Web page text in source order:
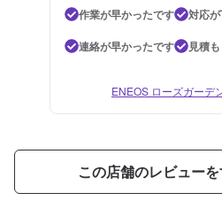
作業が早かったです
対応
連絡が早かったです
見積
ENEOS ローズガーデ
この店舗のレビュー